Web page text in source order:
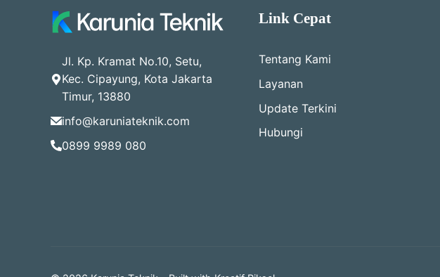
Jl. Kp. Kramat No.10, Setu,
Kec. Cipayung, Kota Jakarta
Timur, 13880
info@karuniateknik.com
0899 9989 080
Link Cepat
Tentang Kami
Layanan
Update Terkini
Hubungi